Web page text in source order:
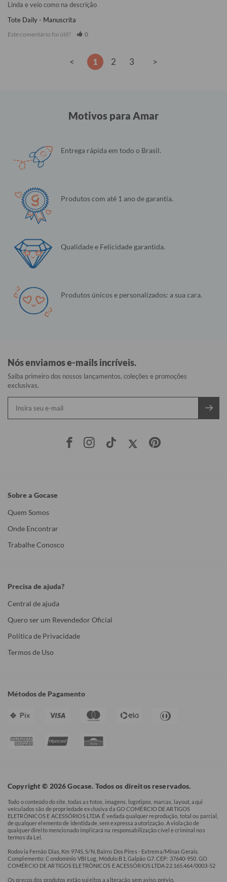
Linda e veio como na descrição
Tote Daily - Manuscrita
Este comentário foi útil? 0
< 1 2 3 >
Motivos para Amar
Entrega rápida em todo o Brasil.
Produtos com até 1 ano de garantia.
Qualidade e Felicidade garantida.
Produtos únicos e personalizados: a sua cara.
Nós enviamos e-mails incríveis.
Saiba primeiro dos nossos lançamentos, coleções e promoções
exclusivas.
Sobre a Gocase
Quem Somos
Onde Encontrar
Trabalhe Conosco
Precisa de ajuda?
Central de ajuda
Quero ser um Revendedor Oficial
Política de Privacidade
Termos de Uso
Métodos de Pagamento
Pix
Copyright © 2026 Gocase. Todos os direitos reservados.
Todo o conteúdo do site, todas as fotos, imagens, logotipos, marcas, layout, aqui
veículados são de propriedade exclusiva da GO COMÉRCIO DE ARTIGOS
ELETRÔNICOS E ACESSÓRIOS LTDA. É vedada qualquer reprodução, total ou parcial,
de qualquer elemento de identidade, sem expressa autorização. A violação de
qualquer direito mencionado implicará na responsabilização cível e criminal nos
termos da Lei.
Rodovia Fernão Dias, Km 9745, S/N, Bairro Dos Pires - Extrema/Minas Gerais.
Complemento: Condomínio VBI Log, Módulo B1, Galpão G7. CEP: 37640-950. GO
COMÉRCIO DE ARTIGOS ELETRÔNICOS E ACESSÓRIOS LTDA 22.165.464/0003-52
Os preços dos produtos estão sujeitos a alteração sem aviso prévio.